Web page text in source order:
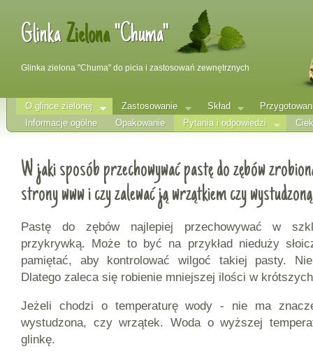
GlinkaZielona"Chuma"
Glinka zielona "Chuma" do picia i zastosowań zewnętrznych
O glince zielonej
Informacje ogólne
Opakowanie Pytania i odpowiedzi
Zastosowanie Skład
W jaki sposób przechowywać pastę do zębów
strony www i czy zalewać ją wrzątkiem czy
Pastę do zębów najlepiej przechowywać w
przykrywką. Może to być na przykład nieduży
pamiętać, aby kontrolować wilgoć takiej pasty.
Dlatego zaleca się robienie mniejszej ilości w
Jeżeli chodzi o temperaturę wody - nie ma
wystudzona, czy wrzątek. Woda o wyższej
glinkę.